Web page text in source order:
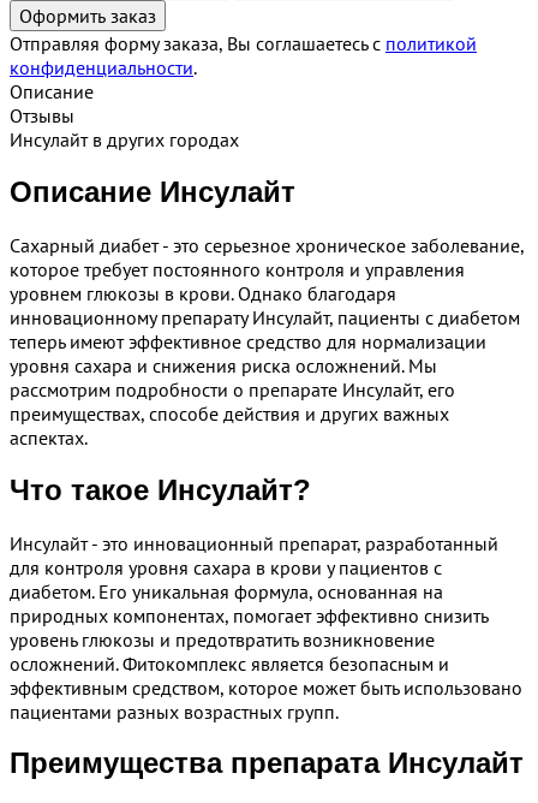
Отправляя форму заказа, Вы соглашаетесь с политикой
конфиденциальности.
Описание
Отзывы
Инсулайт в других городах
Описание Инсулайт
Сахарный диабет - это серьезное хроническое заболевание,
которое требует постоянного контроля и управления
уровнем глюкозы в крови. Однако благодаря
инновационному препарату Инсулайт, пациенты с диабетом
теперь имеют эффективное средство для нормализации
уровня сахара и снижения риска осложнений. Мы
рассмотрим подробности о препарате Инсулайт, его
преимуществах, способе действия и других важных
аспектах.
Что такое Инсулайт?
Инсулайт - это инновационный препарат, разработанный
для контроля уровня сахара в крови у пациентов с
диабетом. Его уникальная формула, основанная на
природных компонентах, помогает эффективно снизить
уровень глюкозы и предотвратить возникновение
осложнений. Фитокомплекс является безопасным и
эффективным средством, которое может быть использовано
пациентами разных возрастных групп.
Преимущества препарата Инсулайт